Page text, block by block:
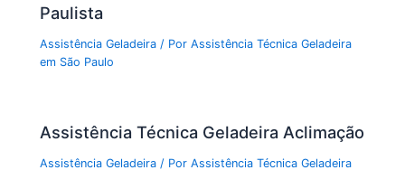
Paulista
Assistência Geladeira / PorAssistência Técnica Geladeira
em São Paulo
Assistência Técnica Geladeira Aclimação
Assistência Geladeira / PorAssistência Técnica Geladeira